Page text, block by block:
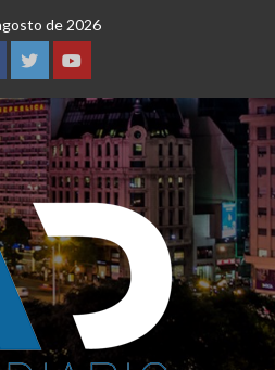
de 2026
TwitterYouTube